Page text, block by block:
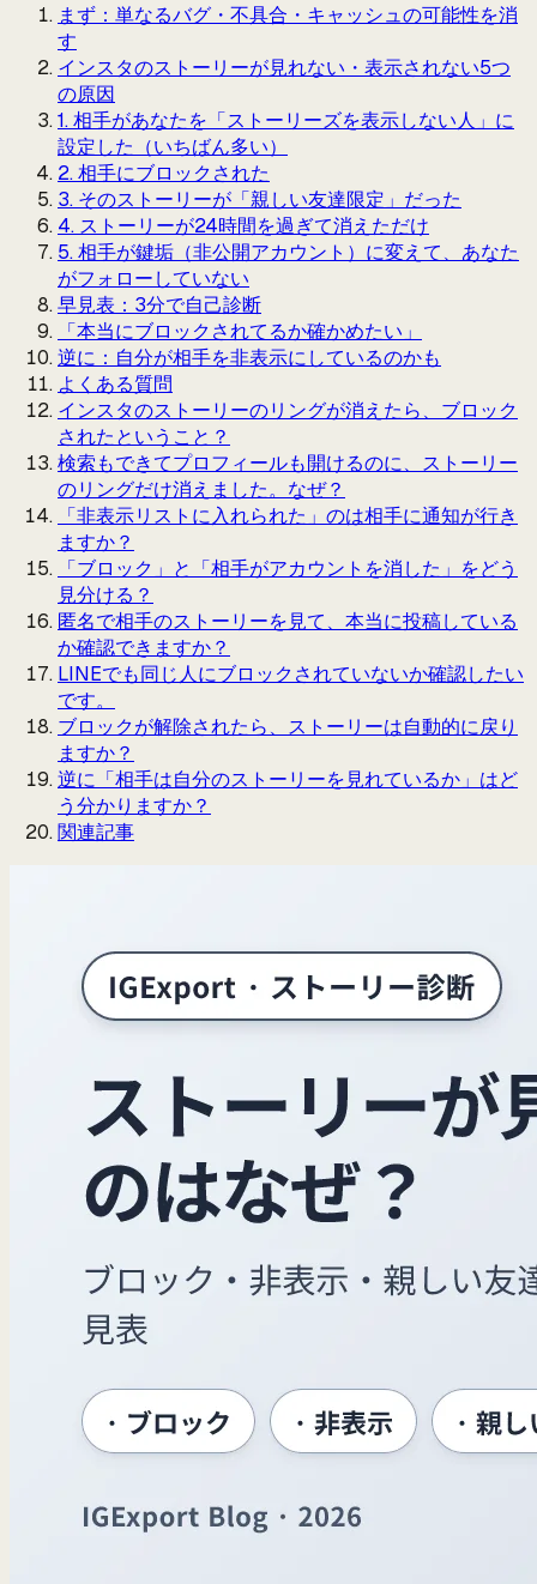
まず：単なるバグ・不具合・キャッシュの可能性を消
す
インスタのストーリーが見れない・表示されない5つ
の原因
1. 相手があなたを「ストーリーズを表示しない人」に
設定した（いちばん多い）
2. 相手にブロックされた
3. そのストーリーが「親しい友達限定」だった
4. ストーリーが24時間を過ぎて消えただけ
5. 相手が鍵垢（非公開アカウント）に変えて、あなた
がフォローしていない
早見表：3分で自己診断
「本当にブロックされてるか確かめたい」
逆に：自分が相手を非表示にしているのかも
よくある質問
インスタのストーリーのリングが消えたら、ブロック
されたということ？
検索もできてプロフィールも開けるのに、ストーリー
のリングだけ消えました。なぜ？
「非表示リストに入れられた」のは相手に通知が行き
ますか？
「ブロック」と「相手がアカウントを消した」をどう
見分ける？
匿名で相手のストーリーを見て、本当に投稿している
か確認できますか？
LINEでも同じ人にブロックされていないか確認したい
です。
ブロックが解除されたら、ストーリーは自動的に戻り
ますか？
逆に「相手は自分のストーリーを見れているか」はど
う分かりますか？
関連記事